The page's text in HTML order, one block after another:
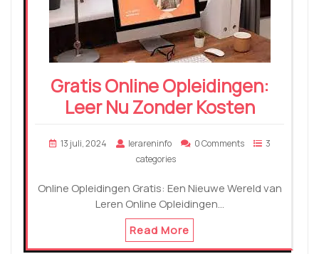
Gratis Online Opleidingen:
Leer Nu Zonder Kosten
13 juli, 2024 lerareninfo 0 Comments
3
categories
Online Opleidingen Gratis: Een Nieuwe Wereld van
Leren Online Opleidingen…
Read More